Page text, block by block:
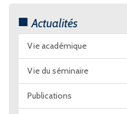
Actualités
Vie académique
Vie du séminaire
Publications